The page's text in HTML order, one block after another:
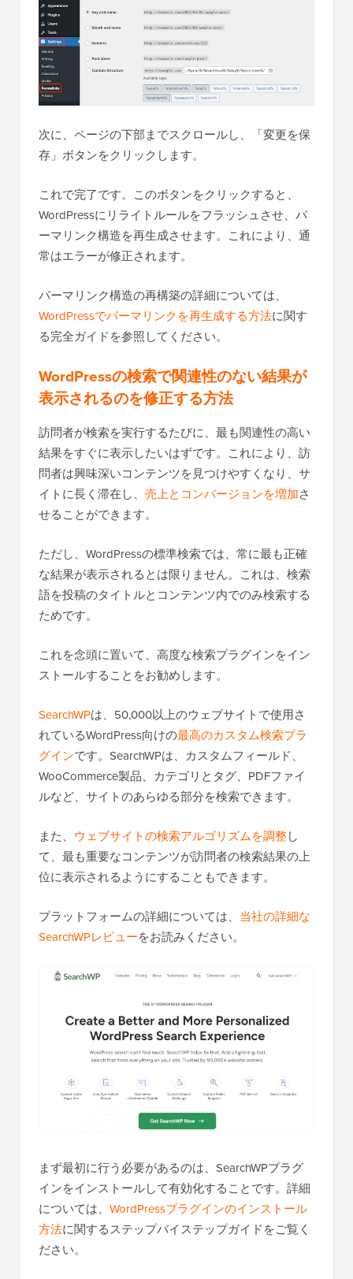
次に、ページの下部までスクロールし、「変更を保
存」ボタンをクリックします。
これで完了です。このボタンをクリックすると、
WordPressにリライトルールをフラッシュさせ、パ
ーマリンク構造を再生成させます。これにより、通
常はエラーが修正されます。
パーマリンク構造の再構築の詳細については、
WordPressでパーマリンクを再生成する方法に関す
る完全ガイドを参照してください。
WordPressの検索で関連性のない結果が
表示されるのを修正する方法
訪問者が検索を実行するたびに、最も関連性の高い
結果をすぐに表示したいはずです。これにより、訪
問者は興味深いコンテンツを見つけやすくなり、サ
イトに長く滞在し、 売上とコンバージョンを増加さ
せることができます。
ただし、WordPressの標準検索では、常に最も正確
な結果が表示されるとは限りません。これは、検索
語を投稿のタイトルとコンテンツ内でのみ検索する
ためです。
これを念頭に置いて、高度な検索プラグインをイン
ストールすることをお勧めします。
SearchWPは、50,000以上のウェブサイトで使用さ
れているWordPress向けの最高のカスタム検索プラ
グインです。SearchWPは、カスタムフィールド、
WooCommerce製品、カテゴリとタグ、PDFファイ
ルなど、サイトのあらゆる部分を検索できます。
また、 ウェブサイトの検索アルゴリズムを調整し
て、最も重要なコンテンツが訪問者の検索結果の上
位に表示されるようにすることもできます。
プラットフォームの詳細については、 当社の詳細な
SearchWPレビューをお読みください。
まず最初に行う必要があるのは、SearchWPプラグ
インをインストールして有効化することです。詳細
については、 WordPressプラグインのインストール
方法に関するステップバイステップガイドをご覧く
ださい。